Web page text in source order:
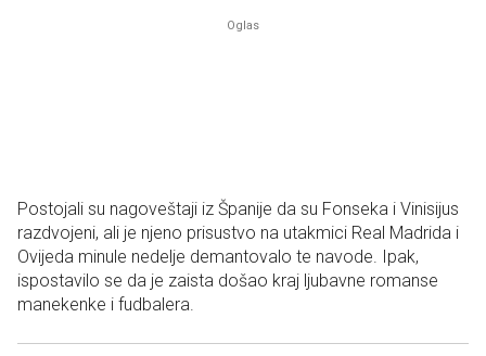
Postojali su nagoveštaji iz Španije da su Fonseka i Vinisijus
razdvojeni, ali je njeno prisustvo na utakmici Real Madrida i
Ovijeda minule nedelje demantovalo te navode. Ipak,
ispostavilo se da je zaista došao kraj ljubavne romanse
manekenke i fudbalera.